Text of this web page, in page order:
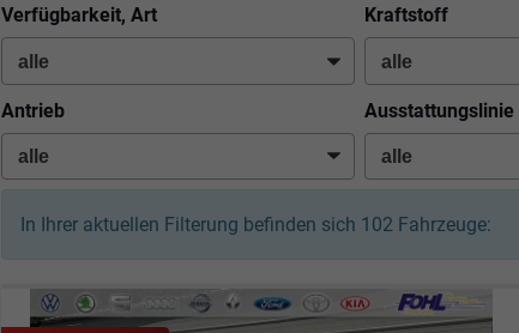
Verfügbarkeit, Art Kraftstoff
Antrieb Ausstattungslinie
In Ihrer aktuellen Filterung befinden sich 102 Fahrzeuge: